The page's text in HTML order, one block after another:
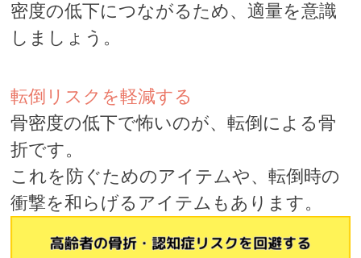
密度の低下につながるため、適量を意識
しましょう。
転倒リスクを軽減する
骨密度の低下で怖いのが、転倒による骨
折です。
これを防ぐためのアイテムや、転倒時の
衝撃を和らげるアイテムもあります。